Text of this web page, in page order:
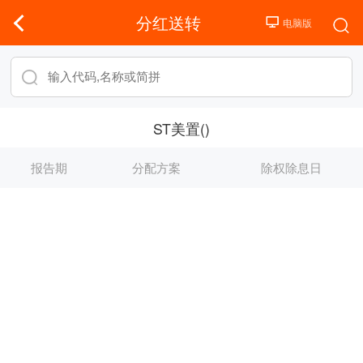
分红送转
ST美置()
报告期 分配方案 除权除息日